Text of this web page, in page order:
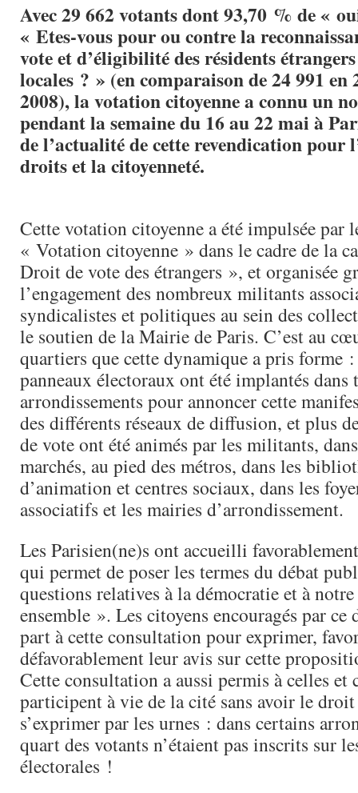
Avec 29 662 votants dont 93,70 % de «
« Etes-vous pour ou contre la
vote et d’éligibilité des résidents
locales ? » (en comparaison de 24 991 en
2008), la votation citoyenne a connu un
pendant la semaine du 16 au 22 mai à
de l’actualité de cette revendication pour
droits et la citoyenneté.
Cette votation citoyenne a été impulsée par
« Votation citoyenne » dans le cadre de la
Droit de vote des étrangers », et organisée
l’engagement des nombreux militants
syndicalistes et politiques au sein des
le soutien de la Mairie de Paris. C’est au
quartiers que cette dynamique a pris forme
panneaux électoraux ont été implantés dans
arrondissements pour annoncer cette
des différents réseaux de diffusion, et plus
de vote ont été animés par les militants,
marchés, au pied des métros, dans les
d’animation et centres sociaux, dans les
associatifs et les mairies d’arrondissement.
Les Parisien(ne)s ont accueilli
qui permet de poser les termes du débat
questions relatives à la démocratie et à
ensemble ». Les citoyens encouragés par ce
part à cette consultation pour exprimer,
défavorablement leur avis sur cette
Cette consultation a aussi permis à celles et
participent à vie de la cité sans avoir le
s’exprimer par les urnes : dans certains
quart des votants n’étaient pas inscrits sur
électorales !